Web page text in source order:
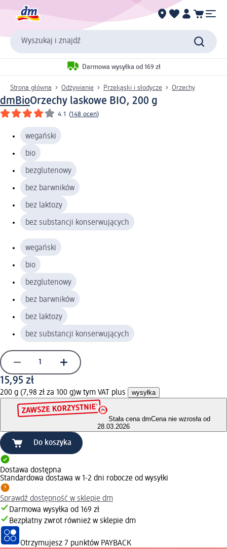
Wyszukaj i znajdź
Darmowa wysyłka od 169 zł
Strona główna Odżywianie Przekąski i słodycze Orzechy
dmBioOrzechy laskowe BIO, 200 g
4.1 (148 ocen)
wegański
bio
bezglutenowy
bez barwników
bez laktozy
bez substancji konserwujących
wegański
bio
bezglutenowy
bez barwników
bez laktozy
bez substancji konserwujących
15,95 zł
200 g (7,98 zł za 100 g)w tym VAT plus wysyłka
Stała cena dmCena nie wzrosła od
28.03.2026
Do koszyka
Dostawa dostępna
Standardowa dostawa w 1-2 dni robocze od wysyłki
Sprawdź dostępność w sklepie dm
Darmowa wysyłka od 169 zł
Bezpłatny zwrot również w sklepie dm
Otrzymujesz 7 punktów PAYBACK